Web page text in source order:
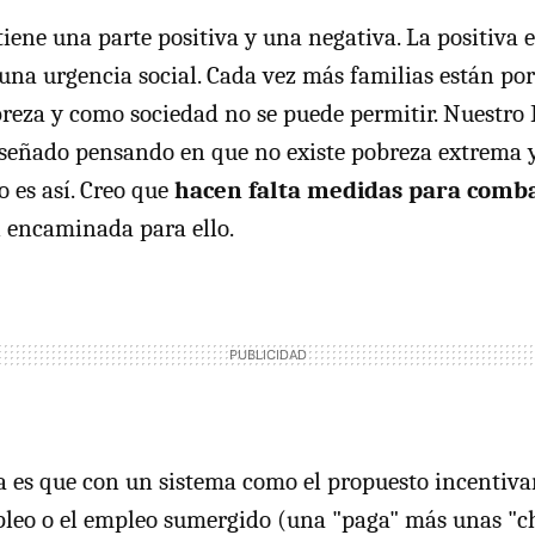
una parte positiva y una negativa. La positiva
urgencia social. Cada vez más familias están
y como sociedad no se puede permitir. Nuestro
pensando en que no existe pobreza extrema
es así. Creo que hacen falta medidas para
para ello.
es que con un sistema como el propuesto
o el empleo sumergido (una "paga" más unas